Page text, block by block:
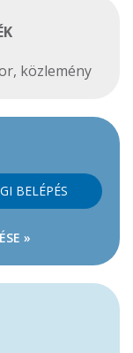
, közlemény
BELÉPÉS
»